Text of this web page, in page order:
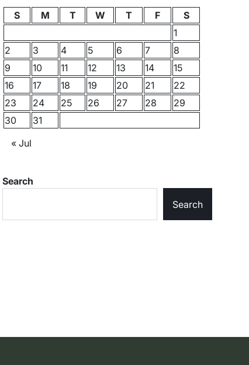
S
M T W T F
S
1
2
3 4 5 6 7
8
9
10 11 12 13 14
15
16
17 18 19 20 21
22
23
24 25 26 27 28
29
30
31
« Jul
Search
Search